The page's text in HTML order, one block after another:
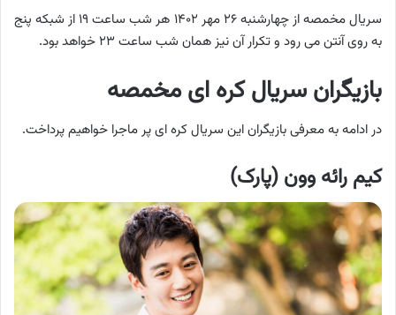
سریال مخمصه از چهارشنبه ۲۶ مهر ۱۴۰۲ هر شب ساعت ۱۹ از شبکه پنج
به روی آنتن می رود و تکرار آن نیز همان شب ساعت ۲۳ خواهد بود.
بازیگران سریال کره ای مخمصه
در ادامه به معرفی بازیگران این سریال کره ای پر ماجرا خواهیم پرداخت.
کیم رائه وون (پارک)